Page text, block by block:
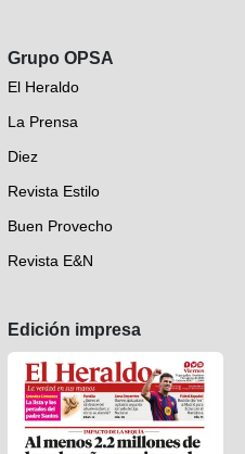
Grupo OPSA
El Heraldo
La Prensa
Diez
Revista Estilo
Buen Provecho
Revista E&N
Edición impresa